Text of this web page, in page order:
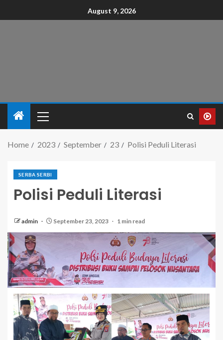
August 9, 2026
Home 2023 September 23 Polisi Peduli Literasi
SERBA SERBI
Polisi Peduli Literasi
admin September 23, 2023 1 min read